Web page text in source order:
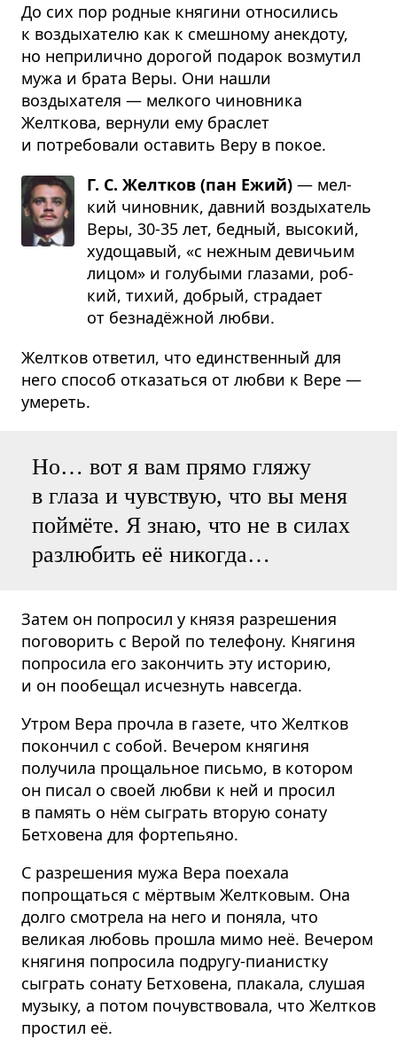
До сих пор родные княгини относились
к воздыхателю как к смешному анекдоту,
но неприлично дорогой подарок возмутил
мужа и брата Веры. Они нашли
воздыхателя — мелкого чиновника
Желткова, вернули ему браслет
и потребовали оставить Веру в покое.
Г. С. Желтков (пан Ежий) — мел­
кий чинов­ник, дав­ний воз­ды­ха­тель
Веры, 30-35 лет, бед­ный, высо­кий,
худо­ща­вый, «с неж­ным деви­чьим
лицом» и голу­быми гла­зами, роб­
кий, тихий, добрый, стра­дает
от без­надёж­ной любви.
Желтков ответил, что единственный для
него способ отказаться от любви к Вере —
умереть.
Но… вот я вам прямо гляжу
в глаза и чувствую, что вы меня
поймёте. Я знаю, что не в силах
разлюбить её никогда…
Затем он попросил у князя разрешения
поговорить с Верой по телефону. Княгиня
попросила его закончить эту историю,
и он пообещал исчезнуть навсегда.
Утром Вера прочла в газете, что Желтков
покончил с собой. Вечером княгиня
получила прощальное письмо, в котором
он писал о своей любви к ней и просил
в память о нём сыграть вторую сонату
Бетховена для фортепьяно.
С разрешения мужа Вера поехала
попрощаться с мёртвым Желтковым. Она
долго смотрела на него и поняла, что
великая любовь прошла мимо неё. Вечером
княгиня попросила подругу-пианистку
сыграть сонату Бетховена, плакала, слушая
музыку, а потом почувствовала, что Желтков
простил её.